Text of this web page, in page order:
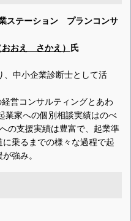
ステーション プランコンサ
おえ さかえ）
氏
、中小企業診断士として活
営コンサルティングとあわ
業家への個別相談実績はのべ
の支援実績は豊富で、起業準
乗るまでの様々な過程で起
強み。